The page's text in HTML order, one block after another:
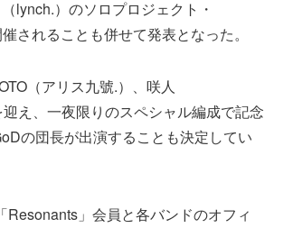
lynch.）のソロプロジェクト・
されることも併せて発表となった。
（アリス九號.）、咲人
え、一夜限りのスペシャル編成で記念
の団長が出演することも決定してい
」会員と各バンドのオフィ